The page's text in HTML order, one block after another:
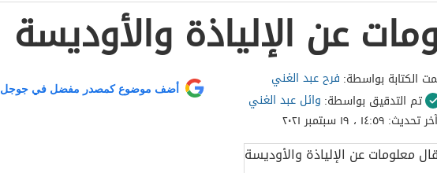
عن الإلياذة والأوديسة
الكتابة بواسطة: فرح عبد الغني
تم التدقيق بواسطة: وائل عبد الغني
آخر تحديث: ١٤:٥٩ ، ١٩ سبتمبر ٢٠٢١
أضف موضوع كمصدر مفضل في جوجل